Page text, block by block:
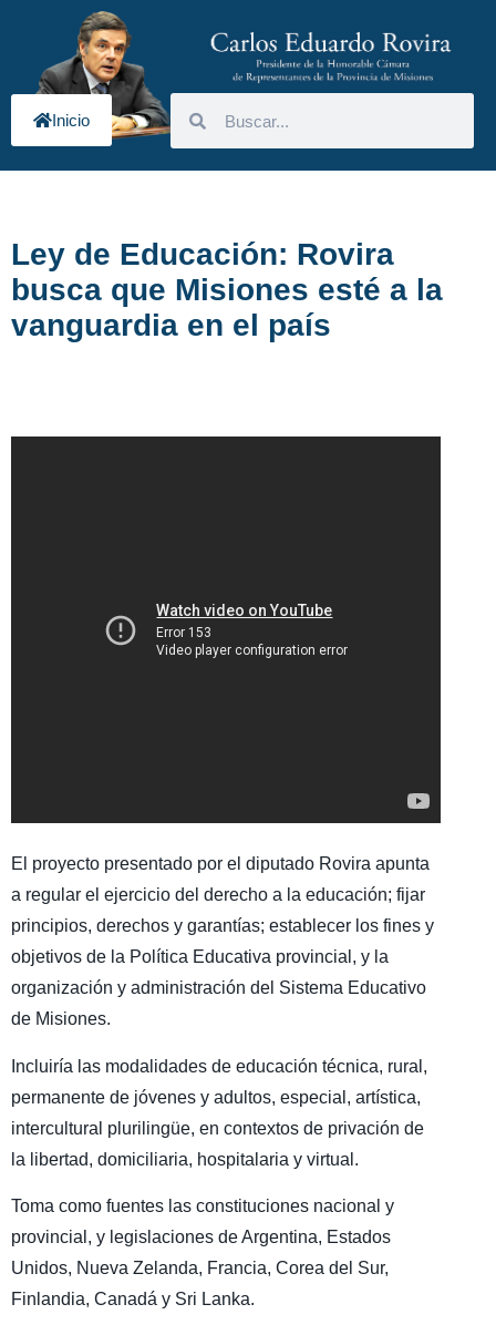
Inicio
Ley de Educación: Rovira
busca que Misiones esté a la
vanguardia en el país
El proyecto presentado por el diputado Rovira apunta
a regular el ejercicio del derecho a la educación; fijar
principios, derechos y garantías; establecer los fines y
objetivos de la Política Educativa provincial, y la
organización y administración del Sistema Educativo
de Misiones.
Incluiría las modalidades de educación técnica, rural,
permanente de jóvenes y adultos, especial, artística,
intercultural plurilingüe, en contextos de privación de
la libertad, domiciliaria, hospitalaria y virtual.
Toma como fuentes las constituciones nacional y
provincial, y legislaciones de Argentina, Estados
Unidos, Nueva Zelanda, Francia, Corea del Sur,
Finlandia, Canadá y Sri Lanka.